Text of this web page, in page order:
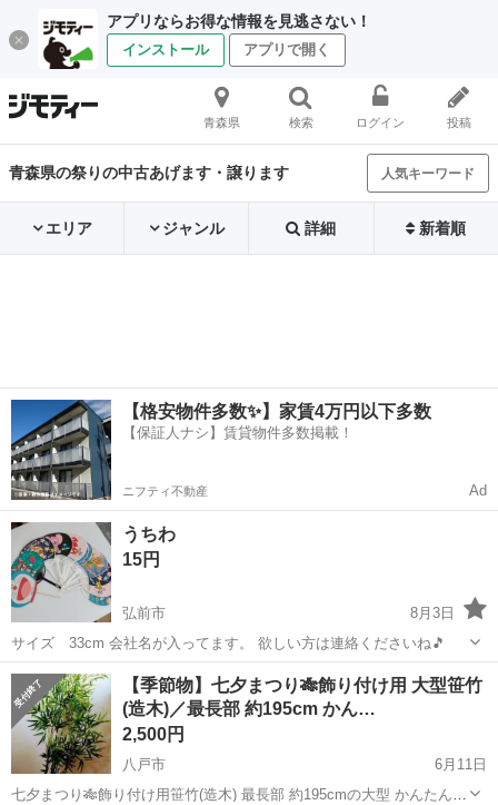
アプリならお得な情報を見逃さない！
インストール アプリで開く
青森県 検索 ログイン 投稿
青森県の祭りの中古あげます・譲ります 人気キーワード
エリア ジャンル 詳細 新着順
【格安物件多数✨】家賃4万円以下多数
【保証人ナシ】賃貸物件多数掲載！
ニフティ不動産 Ad
うちわ
15円
弘前市
8月3日
サイズ 33cm 会社名が入ってます。 欲しい方は連絡くださいね🎵
青森 弘前市 年中行事用品 うちわ
【季節物】七夕まつり🎋飾り付け用 大型笹竹
(造木)／最長部 約195cm かん…
2,500円
八戸市
6月11日
七夕まつり🎋飾り付け用笹竹(造木) 最長部 約195cmの大型 かんたん組